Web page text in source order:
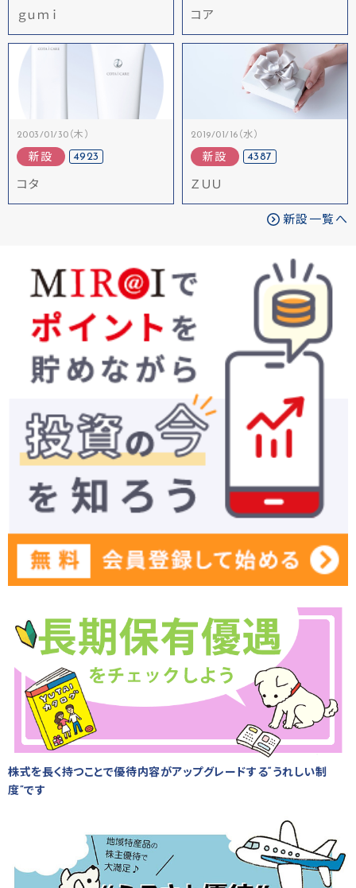
ｇｕｍｉ コア
2003/01/30（木）
新設 4923
コタ
2019/01/16（水）
新設 4387
ＺＵＵ
新設一覧へ
株式を長く持つことで優待内容がアップグレードする“うれしい制
度”です